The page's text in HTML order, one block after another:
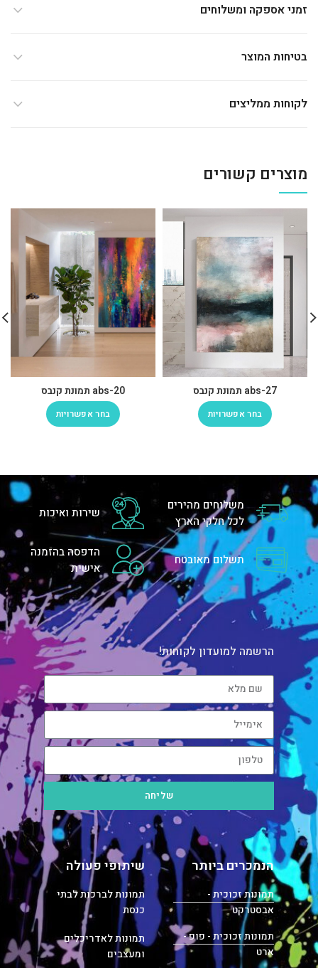
זמני אספקה ומשלוחים
בטיחות המוצר
לקוחות ממליצים
מוצרים קשורים
abs-27 תמונת קנבס
בחר אפשרויות
abs-20 תמונת קנבס
בחר אפשרויות
משלוחים מהירים
לכל חלקי הארץ
שירות ואיכות
תשלום מאובטח
הדפסה בהזמנה
אישית
הרשמה למועדון לקוחות!
שליחה
הנמכרים ביותר
תמונות זכוכית -
אבסטרקט
תמונות זכוכית - פופ -
ארט
שיתופי פעולה
תמונות לברכות לבתי
כנסת
תמונות לאדריכלים
ומעצבים